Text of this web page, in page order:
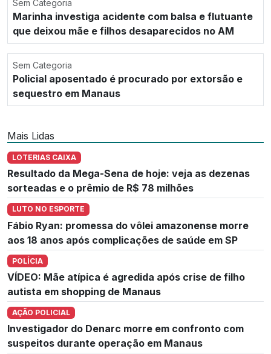
Sem Categoria
Marinha investiga acidente com balsa e flutuante
que deixou mãe e filhos desaparecidos no AM
Sem Categoria
Policial aposentado é procurado por extorsão e
sequestro em Manaus
Mais Lidas
LOTERIAS CAIXA
Resultado da Mega-Sena de hoje: veja as dezenas
sorteadas e o prêmio de R$ 78 milhões
LUTO NO ESPORTE
Fábio Ryan: promessa do vôlei amazonense morre
aos 18 anos após complicações de saúde em SP
POLÍCIA
VÍDEO: Mãe atípica é agredida após crise de filho
autista em shopping de Manaus
AÇÃO POLICIAL
Investigador do Denarc morre em confronto com
suspeitos durante operação em Manaus